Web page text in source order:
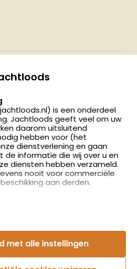
13:00 - 17:00 én 18:00 - 21:00
voor uw volgende bestelling.
is een onderdeel
Jachtloods geeft veel om uw
daarom uitsluitend
hebben voor (het
dienstverlening en gaan
de informatie die wij over u en
diensten hebben verzameld.
nooit voor commerciële
aan derden.
effectief de Adwords-
trading bij Google
zijn. De aldus verkregen
met alle instellingen